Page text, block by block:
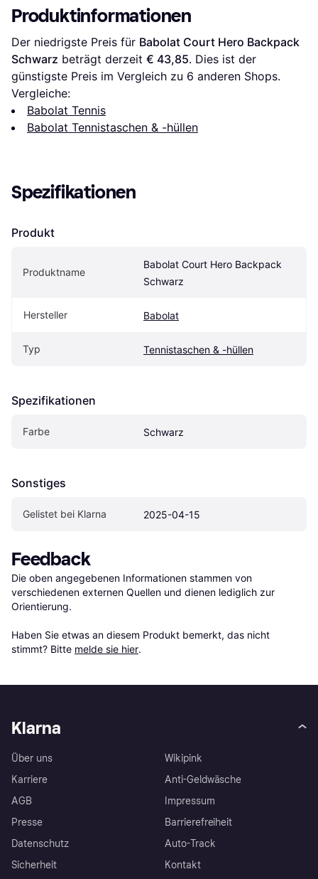
Produktinformationen
Der niedrigste Preis für Babolat Court Hero Backpack
Schwarz beträgt derzeit € 43,85. Dies ist der
günstigste Preis im Vergleich zu 6 anderen Shops.
Vergleiche:
Babolat Tennis
Babolat Tennistaschen & -hüllen
Spezifikationen
Produkt
Produktname
Babolat Court Hero Backpack
Schwarz
Hersteller Babolat
Typ Tennistaschen & -hüllen
Spezifikationen
Farbe Schwarz
Sonstiges
Gelistet bei Klarna 2025-04-15
Feedback
Die oben angegebenen Informationen stammen von
verschiedenen externen Quellen und dienen lediglich zur
Orientierung.
Haben Sie etwas an diesem Produkt bemerkt, das nicht
stimmt? Bitte melde sie hier.
Klarna
Über uns
Karriere
AGB
Presse
Datenschutz
Sicherheit
Wikipink
Anti-Geldwäsche
Impressum
Barrierefreiheit
Auto-Track
Kontakt